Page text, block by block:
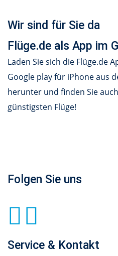
Wir sind für Sie da
Flüge.de als App im
Laden Sie sich die Flüge.de
Google play für iPhone aus
herunter und finden Sie
günstigsten Flüge!
Folgen Sie uns
Service & Kontakt